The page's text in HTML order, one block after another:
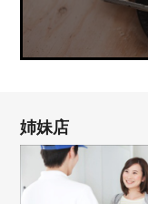
姉妹店